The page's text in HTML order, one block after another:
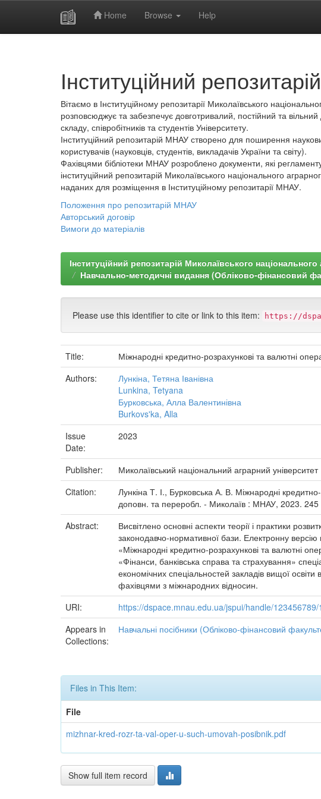
Home Browse Help
Інституційний
Вітаємо в Інституційному репозитарії Миколаївського
розповсюджує та забезпечує довготривалий, постійний та
складу, співробітників та студентів Університету.
Інституційний репозитарій МНАУ створено для поширення
користувачів (науковців, студентів, викладачів України та світу).
Фахівцями бібліотеки МНАУ розроблено документи, які
інституційний репозитарій Миколаївського національного
наданих для розміщення в Інституційному репозитарії МНАУ.
Положення про репозитарій МНАУ
Авторський договір
Вимоги до матеріалів
Інституційний репозитарій Миколаївського
Навчально-методичні видання (Обліково-фінансовий
Please use this identifier to cite or link to this item: https://
Title:
Міжнародні кредитно-розрахункові та валютні
Authors:
Лункіна, Тетяна Іванівна
Lunkina, Tetyana
Бурковська, Алла Валентинівна
Burkovs'ka, Alla
Issue
Date:
2023
Publisher:
Миколаївський національний аграрний університет
Citation:
Лункіна Т. І., Бурковська А. В. Міжнародні
доповн. та переробл. - Миколаїв : МНАУ, 2023. 245
Abstract:
Висвітлено основні аспекти теорії і практики
законодавчо-нормативної бази. Електронну версію
«Міжнародні кредитно-розрахункові та валютні
«Фінанси, банківська справа та страхування»
економічних спеціальностей закладів вищої
фахівцями з міжнародних відносин.
URI:
https://dspace.mnau.edu.ua/jspui/handle/123456789/
Appears in
Collections:
Навчальні посібники (Обліково-фінансовий
Files in This Item:
File
mizhnar-kred-rozr-ta-val-oper-u-such-umovah-posibnik.pdf
Show full item record